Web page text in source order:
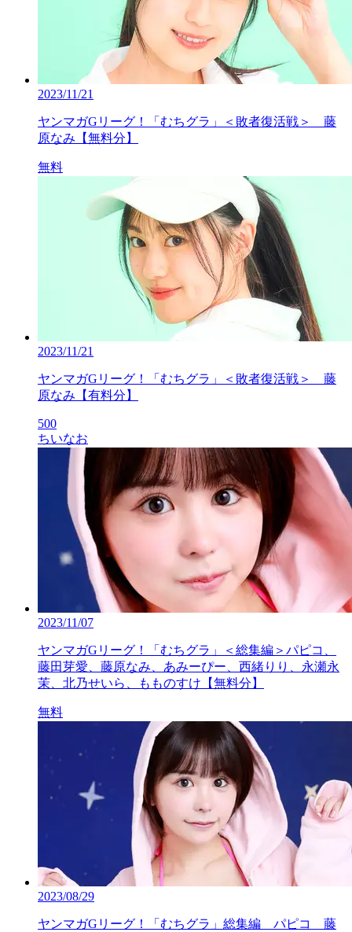
2023/11/21
ヤンマガGリーグ！「むちグラ」＜敗者復活戦＞ 藤
原なみ【無料分】
無料
2023/11/21
ヤンマガGリーグ！「むちグラ」＜敗者復活戦＞ 藤
原なみ【有料分】
500
ちいなお
2023/11/07
ヤンマガGリーグ！「むちグラ」＜総集編＞パピコ、
藤田芽愛、藤原なみ、あみーぴー、西緒りり、永瀬永
茉、北乃せいら、もものすけ【無料分】
無料
2023/08/29
ヤンマガGリーグ！「むちグラ」総集編 パピコ 藤